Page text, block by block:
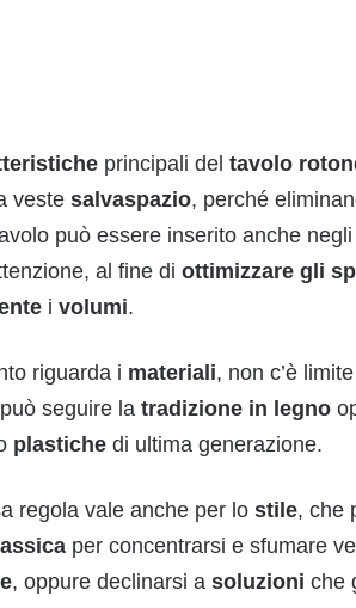
principali del tavolo
veste salvaspazio, perché
può essere inserito anche negli
al fine di ottimizzare gli
i volumi.
riguarda i materiali, non c’è
seguire la tradizione in legno
plastiche di ultima generazione.
regola vale anche per lo stile, che
per concentrarsi e sfumare
, oppure declinarsi a soluzioni che